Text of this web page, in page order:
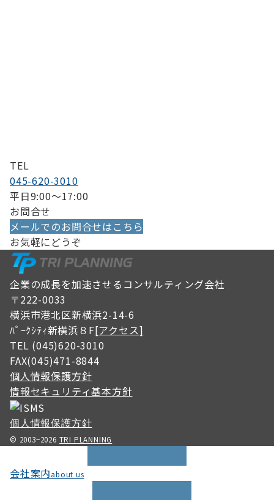
TEL
045-620-3010
平日9:00〜17:00
お問合せ
メールでのお問合せはこちら
お気軽にどうぞ
企業の成長を加速させるコンサルティング会社
〒222-0033
横浜市港北区新横浜2-14-6
ﾊﾟｰｸｼﾃｨ新横浜８F[アクセス]
TEL (045)620-3010
FAX(045)471-8844
個人情報保護方針
情報セキュリティ基本方針
個人情報保護方針
© 2003−2026 TRI PLANNING
会社案内about us